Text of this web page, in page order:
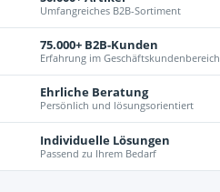
Umfangreiches B2B-Sortiment
75.000+ B2B-Kunden
Erfahrung im Geschäftskundenbereich
Ehrliche Beratung
Persönlich und lösungsorientiert
Individuelle Lösungen
Passend zu Ihrem Bedarf